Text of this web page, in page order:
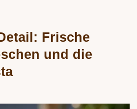
Frische
und die